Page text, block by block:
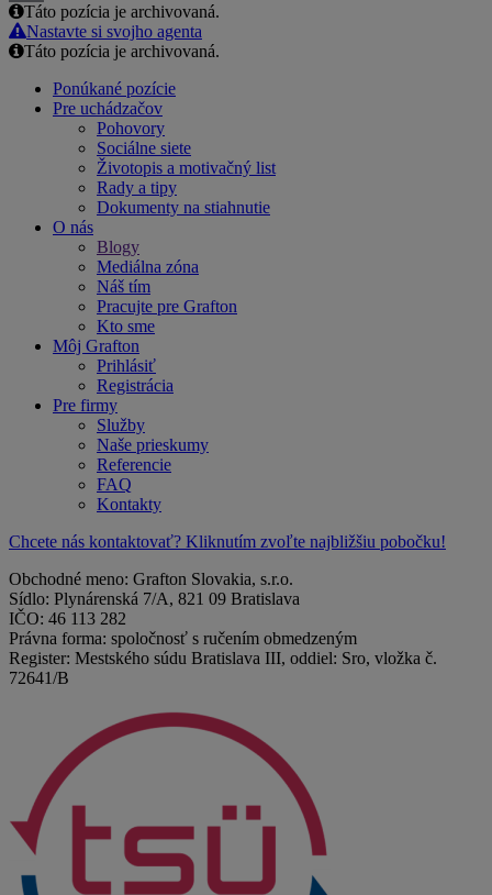
Email
Táto pozícia je archivovaná.
Nastavte si svojho agenta
Táto pozícia je archivovaná.
Ponúkané pozície
Pre uchádzačov
Pohovory
Sociálne siete
Životopis a motivačný list
Rady a tipy
Dokumenty na stiahnutie
O nás
Blogy
Mediálna zóna
Náš tím
Pracujte pre Grafton
Kto sme
Môj Grafton
Prihlásiť
Registrácia
Pre firmy
Služby
Naše prieskumy
Referencie
FAQ
Kontakty
Chcete nás kontaktovať? Kliknutím zvoľte najbližšiu pobočku!
Obchodné meno: Grafton Slovakia, s.r.o.
Sídlo: Plynárenská 7/A, 821 09 Bratislava
IČO: 46 113 282
Právna forma: spoločnosť s ručením obmedzeným
Register: Mestského súdu Bratislava III, oddiel: Sro, vložka č.
72641/B